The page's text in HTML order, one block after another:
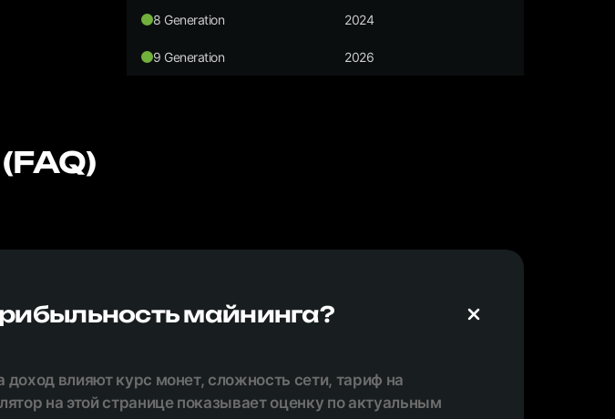
8 Generation 2024
9 Generation 2026
майнинга?
влияют курс монет, сложность сети, тариф на
на этой странице показывает оценку по актуальным